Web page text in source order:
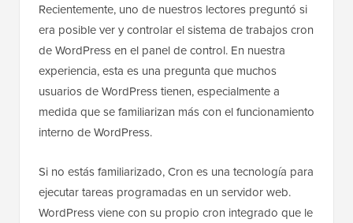
Recientemente, uno de nuestros lectores preguntó si
era posible ver y controlar el sistema de trabajos cron
de WordPress en el panel de control. En nuestra
experiencia, esta es una pregunta que muchos
usuarios de WordPress tienen, especialmente a
medida que se familiarizan más con el funcionamiento
interno de WordPress.
Si no estás familiarizado, Cron es una tecnología para
ejecutar tareas programadas en un servidor web.
WordPress viene con su propio cron integrado que le